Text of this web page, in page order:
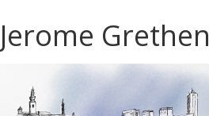
Jerome Grethen